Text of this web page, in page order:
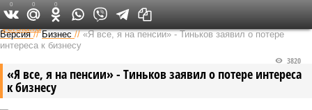
Федеральный выпуск
Версия //Бизнес //«Я все, я на пенсии» - Тиньков заявил о потере
интереса к бизнесу
«Я все, я на пенсии» - Тиньков заявил о потере интереса
к бизнесу
3820
0 0 0